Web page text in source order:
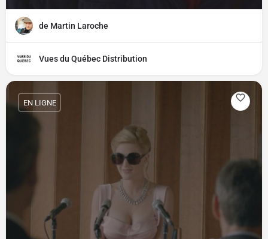
de Martin Laroche
Vues du Québec Distribution
EN LIGNE